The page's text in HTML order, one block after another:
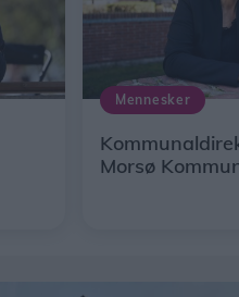
Mennesker
Morsø